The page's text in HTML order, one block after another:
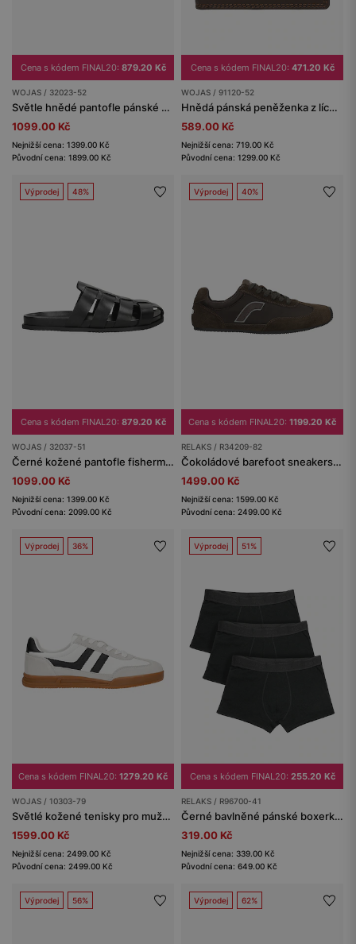
Cena s kódem FINAL20: 879.20 Kč
WOJAS / 32023-52
Světle hnědé pantofle pánské s kříženými pásky
1099.00 Kč
Nejnižší cena: 1399.00 Kč
Původní cena: 1899.00 Kč
Cena s kódem FINAL20: 471.20 Kč
WOJAS / 91120-52
Hnědá pánská peněženka z lícové kůže
589.00 Kč
Nejnižší cena: 719.00 Kč
Původní cena: 1299.00 Kč
Výprodej 48%
Cena s kódem FINAL20: 879.20 Kč
WOJAS / 32037-51
Černé kožené pantofle fisherman pro muže
1099.00 Kč
Nejnižší cena: 1399.00 Kč
Původní cena: 2099.00 Kč
Výprodej 40%
Cena s kódem FINAL20: 1199.20 Kč
RELAKS / R34209-82
Čokoládové barefoot sneakers na tenké podrážce RELAKS
1499.00 Kč
Nejnižší cena: 1599.00 Kč
Původní cena: 2499.00 Kč
Výprodej 36%
Cena s kódem FINAL20: 1279.20 Kč
WOJAS / 10303-79
Světlé kožené tenisky pro muže s kontrastními vsadkami
1599.00 Kč
Nejnižší cena: 2499.00 Kč
Původní cena: 2499.00 Kč
Výprodej 51%
Cena s kódem FINAL20: 255.20 Kč
RELAKS / R96700-41
Černé bavlněné pánské boxerky RELAKS
319.00 Kč
Nejnižší cena: 339.00 Kč
Původní cena: 649.00 Kč
Výprodej 56% Výprodej 62%